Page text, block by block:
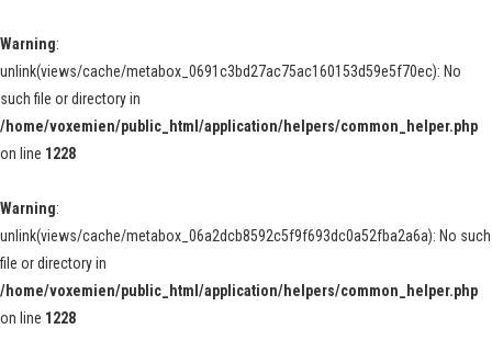
Warning:
unlink(views/cache/metabox_0691c3bd27ac75ac160153d59e5f70ec): No
such file or directory in
/home/voxemien/public_html/application/helpers/common_helper.php
on line 1228
Warning:
unlink(views/cache/metabox_06a2dcb8592c5f9f693dc0a52fba2a6a): No such
file or directory in
/home/voxemien/public_html/application/helpers/common_helper.php
on line 1228